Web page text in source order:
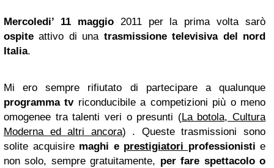
Mercoledi’ 11 maggio2011 per la prima volta sarò
ospite attivo di unatrasmissione televisiva del nord
Italia.
Mi ero sempre rifiutato di partecipare a qualunque
programma tvriconducibile a competizioni più o meno
omogenee tra talenti veri o presunti (La botola, Cultura
Moderna ed altri ancora) . Queste trasmissioni sono
solite acquisire maghi e prestigiatori professionisti e
non solo, sempre gratuitamente, per fare spettacolo o